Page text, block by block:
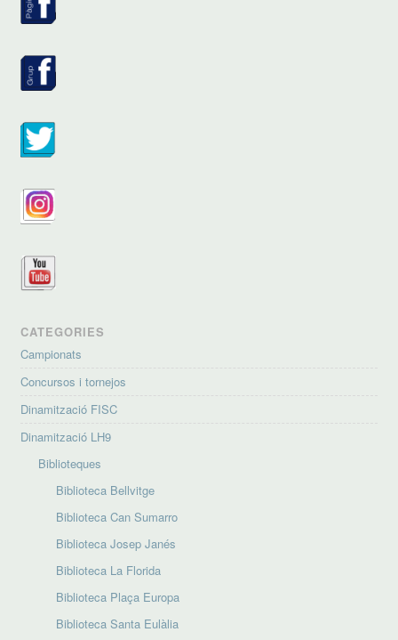
CATEGORIES
Campionats
Concursos i tornejos
Dinamització FISC
Dinamització LH9
Biblioteques
Biblioteca Bellvitge
Biblioteca Can Sumarro
Biblioteca Josep Janés
Biblioteca La Florida
Biblioteca Plaça Europa
Biblioteca Santa Eulàlia